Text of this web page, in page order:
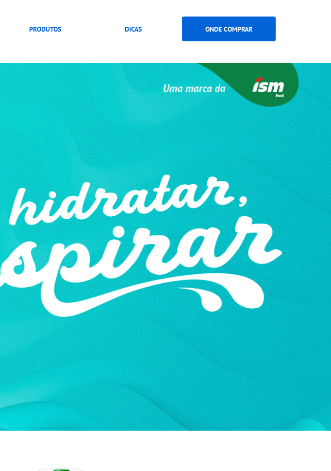
PRODUTOS DICAS ONDE COMPRAR